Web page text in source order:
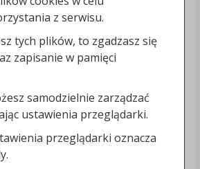
SkrytkaESP lub
z serwisu.
tych plików, to zgadzasz się
zapisanie w pamięci
samodzielnie zarządzać
ustawienia przeglądarki.
przeglądarki oznacza